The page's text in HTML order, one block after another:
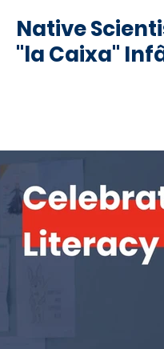
Native
"la Caixa"